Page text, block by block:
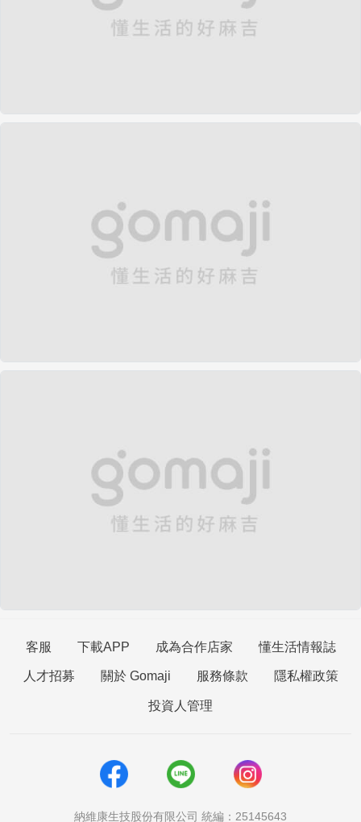
客服 下載APP 成為合作店家 懂生活情報誌
人才招募 關於 Gomaji 服務條款 隱私權政策
投資人管理
納維康生技股份有限公司 統編：25145643